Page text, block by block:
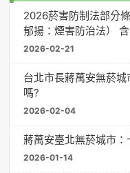
2026菸害防制法部分
郁揚：煙害防治法）
2026-02-21
台北市長蔣萬安無菸
嗎?
2026-02-04
蔣萬安臺北無菸城市
2026-01-14